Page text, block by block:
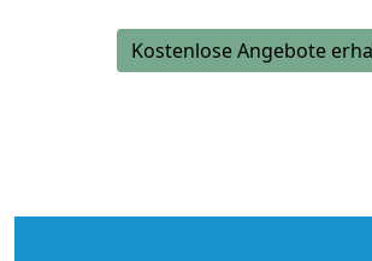
Kostenlose Angebote